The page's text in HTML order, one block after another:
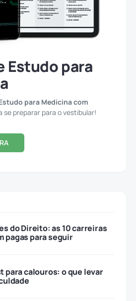
Estudo para
para Medicina com
se preparar para o vestibular!
do Direito: as 10 carreiras
pagas para seguir
para calouros: o que levar